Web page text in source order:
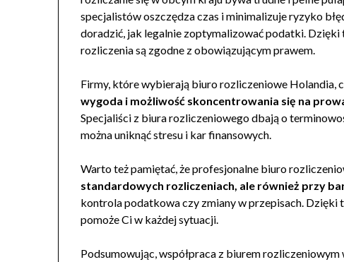
specjalistów oszczędza czas i minimalizuje ryzyko
doradzić, jak legalnie zoptymalizować podatki. Dzięki
rozliczenia są zgodne z obowiązującym prawem.
Firmy, które wybierają biuro rozliczeniowe Holandia,
wygoda i możliwość skoncentrowania się na
Specjaliści z biura rozliczeniowego dbają o
można uniknąć stresu i kar finansowych.
Warto też pamiętać, że profesjonalne biuro
standardowych rozliczeniach, ale również przy
kontrola podatkowa czy zmiany w przepisach. Dzięki
pomoże Ci w każdej sytuacji.
Podsumowując, współpraca z biurem